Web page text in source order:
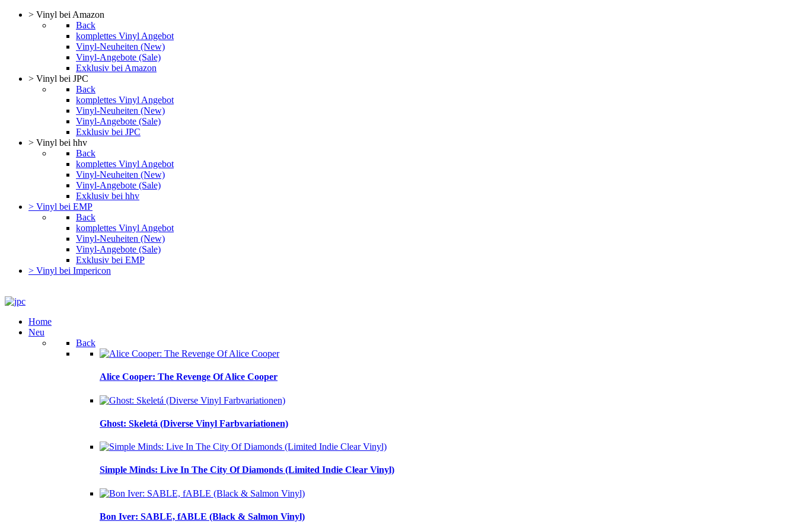
> Vinyl bei Amazon
Back
komplettes Vinyl Angebot
Vinyl-Neuheiten (New)
Vinyl-Angebote (Sale)
Exklusiv bei Amazon
> Vinyl bei JPC
Back
komplettes Vinyl Angebot
Vinyl-Neuheiten (New)
Vinyl-Angebote (Sale)
Exklusiv bei JPC
> Vinyl bei hhv
Back
komplettes Vinyl Angebot
Vinyl-Neuheiten (New)
Vinyl-Angebote (Sale)
Exklusiv bei hhv
> Vinyl bei EMP
Back
komplettes Vinyl Angebot
Vinyl-Neuheiten (New)
Vinyl-Angebote (Sale)
Exklusiv bei EMP
> Vinyl bei Impericon
Home
Neu
Back
Alice Cooper: The Revenge Of Alice Cooper
Ghost: Skeletá (Diverse Vinyl Farbvariationen)
Simple Minds: Live In The City Of Diamonds (Limited Indie Clear Vinyl)
Bon Iver: SABLE, fABLE (Black & Salmon Vinyl)